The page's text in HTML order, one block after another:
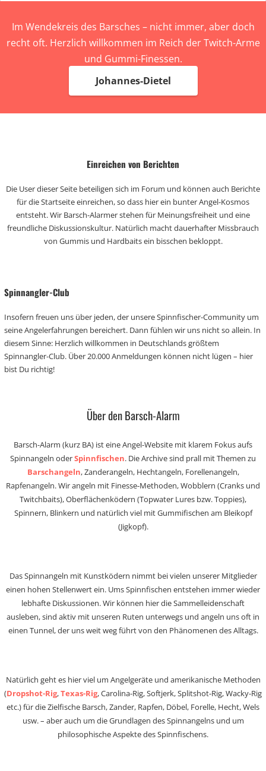
Im Wendekreis des Barsches – nicht immer, aber doch
recht oft. Herzlich willkommen im Reich der Twitch-Arme
und Gummi-Finessen.
Johannes-Dietel
Einreichen von Berichten
Die User dieser Seite beteiligen sich im Forum und können auch Berichte
für die Startseite einreichen, so dass hier ein bunter Angel-Kosmos
entsteht. Wir Barsch-Alarmer stehen für Meinungsfreiheit und eine
freundliche Diskussionskultur. Natürlich macht dauerhafter Missbrauch
von Gummis und Hardbaits ein bisschen bekloppt.
Spinnangler-Club
Insofern freuen uns über jeden, der unsere Spinnfischer-Community um
seine Angelerfahrungen bereichert. Dann fühlen wir uns nicht so allein. In
diesem Sinne: Herzlich willkommen in Deutschlands größtem
Spinnangler-Club. Über 20.000 Anmeldungen können nicht lügen – hier
bist Du richtig!
Über den Barsch-Alarm
Barsch-Alarm (kurz BA) ist eine Angel-Website mit klarem Fokus aufs
Spinnangeln oderSpinnfischen. Die Archive sind prall mit Themen zu
Barschangeln, Zanderangeln, Hechtangeln, Forellenangeln,
Rapfenangeln. Wir angeln mit Finesse-Methoden, Wobblern (Cranks und
Twitchbaits), Oberflächenködern (Topwater Lures bzw. Toppies),
Spinnern, Blinkern und natürlich viel mit Gummifischen am Bleikopf
(Jigkopf).
Das Spinnangeln mit Kunstködern nimmt bei vielen unserer Mitglieder
einen hohen Stellenwert ein. Ums Spinnfischen entstehen immer wieder
lebhafte Diskussionen. Wir können hier die Sammelleidenschaft
ausleben, sind aktiv mit unseren Ruten unterwegs und angeln uns oft in
einen Tunnel, der uns weit weg führt von den Phänomenen des Alltags.
Natürlich geht es hier viel um Angelgeräte und amerikanische Methoden
(Dropshot-Rig,Texas-Rig, Carolina-Rig, Softjerk, Splitshot-Rig, Wacky-Rig
etc.) für die Zielfische Barsch, Zander, Rapfen, Döbel, Forelle, Hecht, Wels
usw. – aber auch um die Grundlagen des Spinnangelns und um
philosophische Aspekte des Spinnfischens.